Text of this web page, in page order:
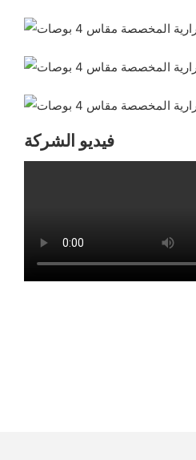
فيديو الشركة